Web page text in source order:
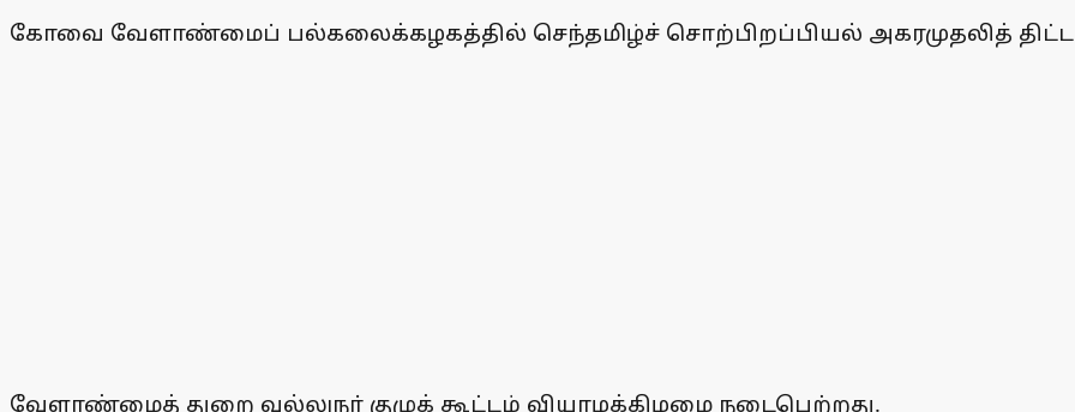
கோவை வேளாண்மைப் பல்கலைக்கழகத்தில் செந்தமிழ்ச் சொற்பிறப்பியல் அகரமுதலித்
வேளாண்மைத் துறை வல்லுநா் குழுக் கூட்டம் வியாழக்கிழமை நடைபெற்றது.